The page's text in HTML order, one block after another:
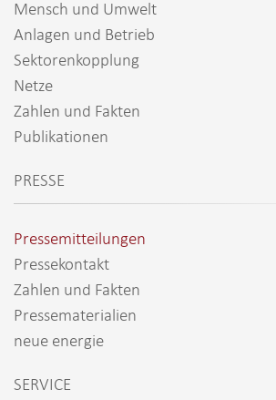
Mensch und Umwelt
Anlagen und Betrieb
Sektorenkopplung
Netze
Zahlen und Fakten
Publikationen
PRESSE
Pressemitteilungen
Pressekontakt
Zahlen und Fakten
Pressematerialien
neue energie
SERVICE